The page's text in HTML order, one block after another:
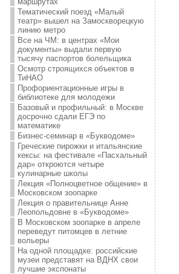
Тематический поезд «Малый
театр» вышел на Замоскворецкую
линию метро
Все на ЧМ: в центрах «Мои
документы» выдали первую
тысячу паспортов болельщика
Осмотр строящихся объектов в
ТиНАО
Профориентационные игры в
библиотеке для молодежи
Базовый и профильный: в Москве
досрочно сдали ЕГЭ по
математике
Бизнес-семинар в «Букводоме»
Греческие пирожки и итальянские
кексы: на фестивале «Пасхальный
дар» откроются четыре
кулинарные школы
Лекция «Полноцветное общение» в
Московском зоопарке
Лекция о правительнице Анне
Леопольдовне в «Букводоме»
В Московском зоопарке в апреле
переведут питомцев в летние
вольеры
На одной площадке: российские
музеи представят на ВДНХ свои
лучшие экспонаты